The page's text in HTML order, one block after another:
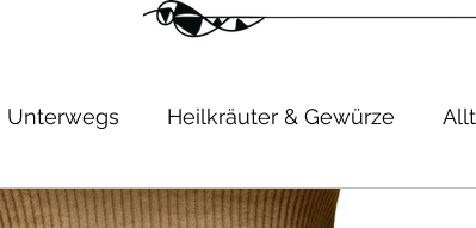
Unterwegs Heilkräuter & Gewürze
DIY Klassik Kinder Erfahrungen